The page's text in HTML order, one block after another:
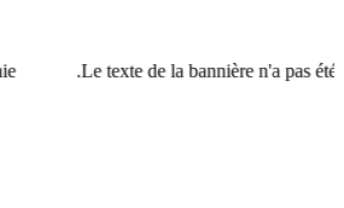
Le texte de la bannière n'a pas été